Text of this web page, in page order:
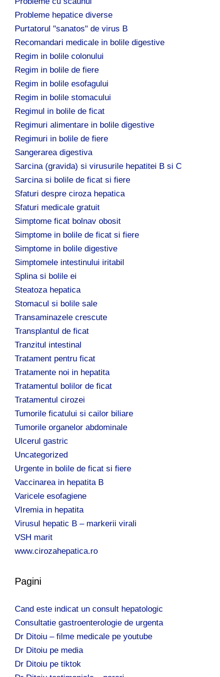
Probleme hepatice diverse
Purtatorul "sanatos" de virus B
Recomandari medicale in bolile digestive
Regim in bolile colonului
Regim in bolile de fiere
Regim in bolile esofagului
Regim in bolile stomacului
Regimul in bolile de ficat
Regimuri alimentare in bolile digestive
Regimuri in bolile de fiere
Sangerarea digestiva
Sarcina (gravida) si virusurile hepatitei B si C
Sarcina si bolile de ficat si fiere
Sfaturi despre ciroza hepatica
Sfaturi medicale gratuit
Simptome ficat bolnav obosit
Simptome in bolile de ficat si fiere
Simptome in bolile digestive
Simptomele intestinului iritabil
Splina si bolile ei
Steatoza hepatica
Stomacul si bolile sale
Transaminazele crescute
Transplantul de ficat
Tranzitul intestinal
Tratament pentru ficat
Tratamente noi in hepatita
Tratamentul bolilor de ficat
Tratamentul cirozei
Tumorile ficatului si cailor biliare
Tumorile organelor abdominale
Ulcerul gastric
Uncategorized
Urgente in bolile de ficat si fiere
Vaccinarea in hepatita B
Varicele esofagiene
VIremia in hepatita
Virusul hepatic B – markerii virali
VSH marit
www.cirozahepatica.ro
Pagini
Cand este indicat un consult hepatologic
Consultatie gastroenterologie de urgenta
Dr Ditoiu – filme medicale pe youtube
Dr Ditoiu pe media
Dr Ditoiu pe tiktok